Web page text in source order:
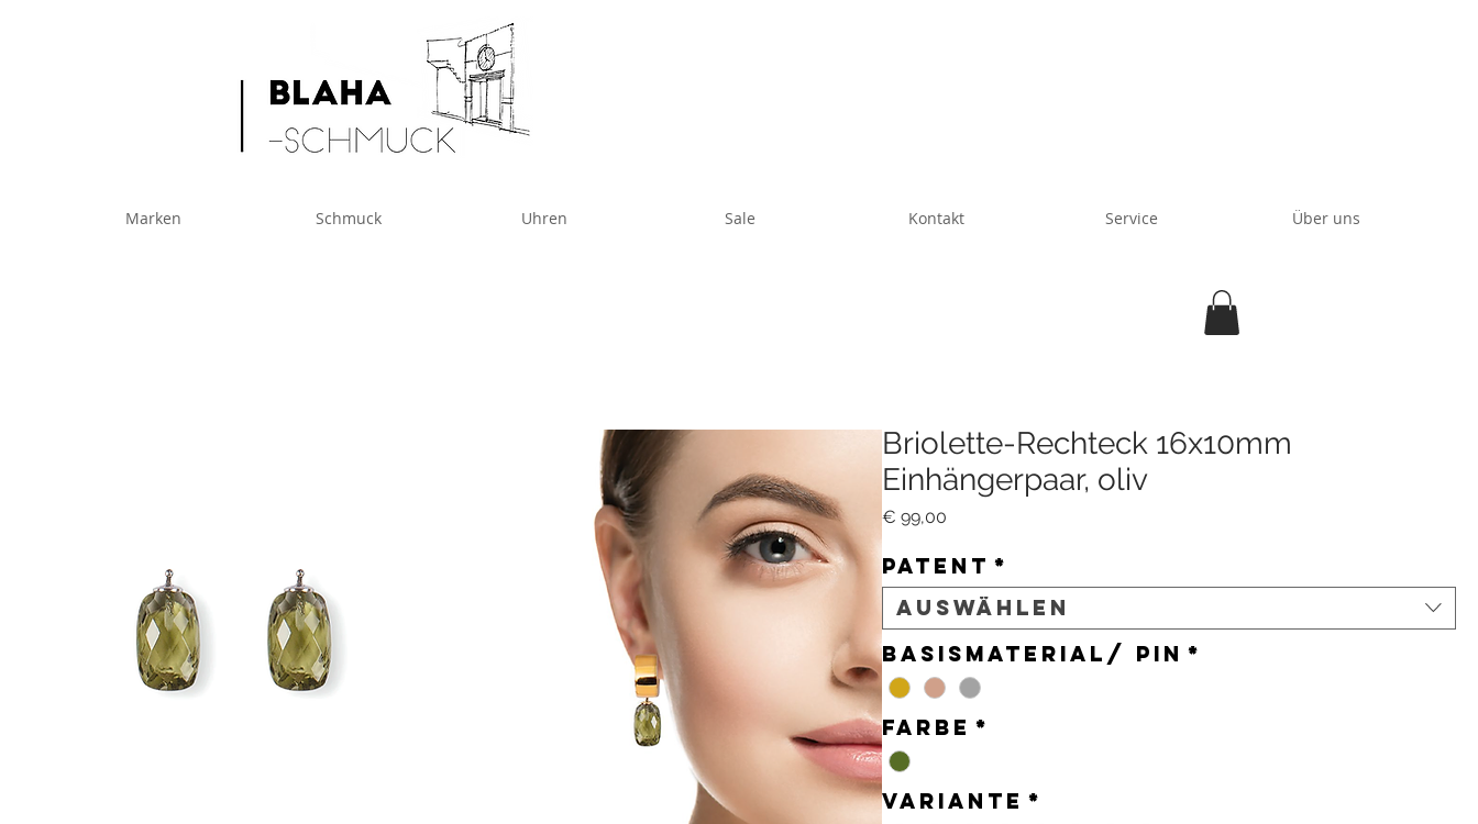
Marken Schmuck Uhren Sale Kontakt Service Über uns
Briolette-Rechteck 16x10mm
Einhängerpaar, oliv
€ 99,00
Patent *
Auswählen
Basismaterial/ Pin *
Farbe *
Variante *